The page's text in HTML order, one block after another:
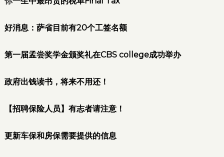
好消息：萨省目前有20个工签名额
第一届孟尝奖学金颁奖礼在CBS college成功举办
政府出钱读书，将来不用还！
【招聘保险人员】有志者请注意！
更新车保和房保需要提供的信息